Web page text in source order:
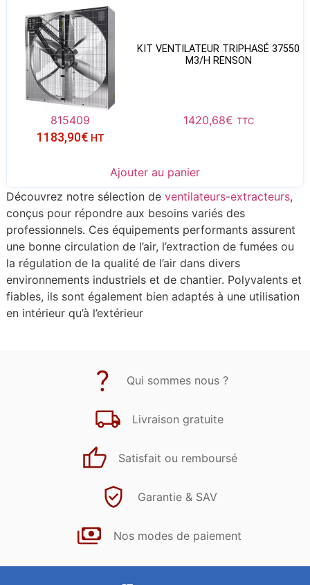
KIT VENTILATEUR TRIPHASÉ 37550
M3/H RENSON
815409 1420,68€ TTC
1183,90€ HT
Ajouter au panier
Découvrez notre sélection de ventilateurs-extracteurs,
conçus pour répondre aux besoins variés des
professionnels. Ces équipements performants assurent
une bonne circulation de l’air, l’extraction de fumées ou
la régulation de la qualité de l’air dans divers
environnements industriels et de chantier. Polyvalents et
fiables, ils sont également bien adaptés à une utilisation
en intérieur qu’à l’extérieur
Qui sommes nous ?
Livraison gratuite
Satisfait ou remboursé
Garantie & SAV
Nos modes de paiement